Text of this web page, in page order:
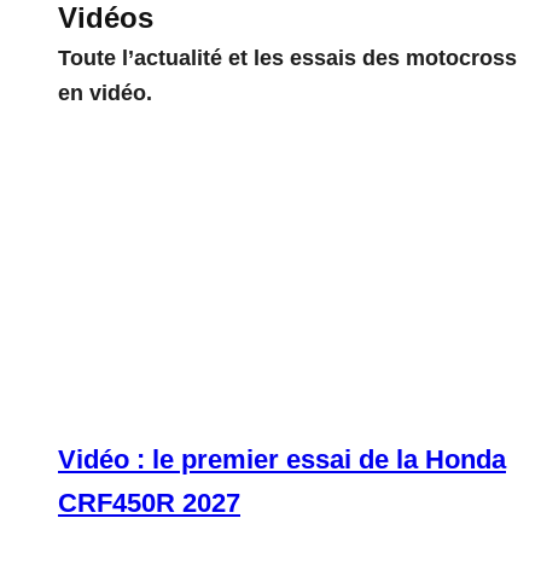
Vidéos
Toute l’actualité et les essais des motocross
en vidéo.
Vidéo : le premier essai de la Honda
CRF450R 2027